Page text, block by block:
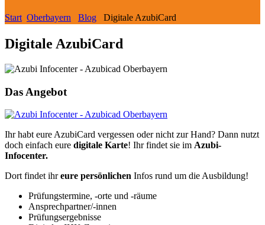
Start Oberbayern Blog Digitale AzubiCard
Digitale AzubiCard
Das Angebot
Ihr habt eure AzubiCard vergessen oder nicht zur Hand? Dann nutzt
doch einfach eure digitale Karte! Ihr findet sie im Azubi-
Infocenter.
Dort findet ihreure persönlichen Infos rund um die Ausbildung!
Prüfungstermine, -orte und -räume
Ansprechpartner/-innen
Prüfungsergebnisse